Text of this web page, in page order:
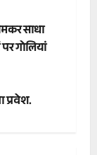
साधा
गोलियां
प्रवेश.